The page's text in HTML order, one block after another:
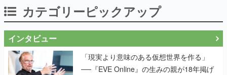
カテゴリーピックアップ
インタビュー
「現実より意味のある仮想世界を作る」
──『EVE Online』の生みの親が18年掲げ